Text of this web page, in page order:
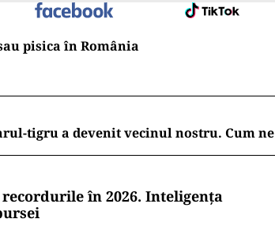
pisica în România
tigru a devenit vecinul nostru. Cum ne
în 2026. Inteligența